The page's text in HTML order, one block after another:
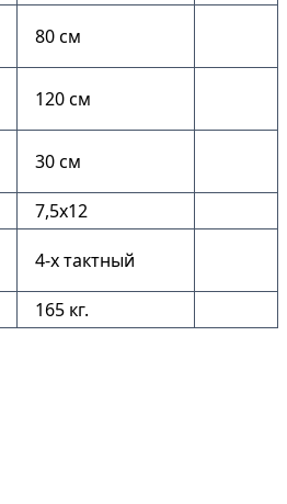
80 см
120 см
30 см
7,5х12
4-х тактный
165 кг.